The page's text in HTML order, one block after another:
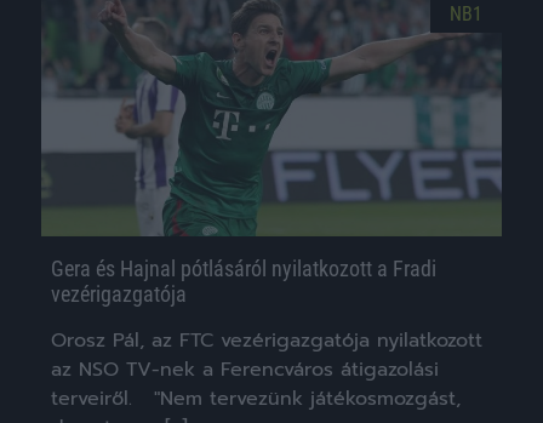
NB1
Gera és Hajnal pótlásáról nyilatkozott a Fradi
vezérigazgatója
Orosz Pál, az FTC vezérigazgatója nyilatkozott
az NSO TV-nek a Ferencváros átigazolási
terveiről. "Nem tervezünk játékosmozgást,